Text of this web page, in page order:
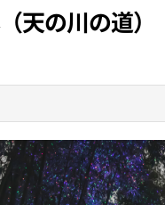
天の川の道